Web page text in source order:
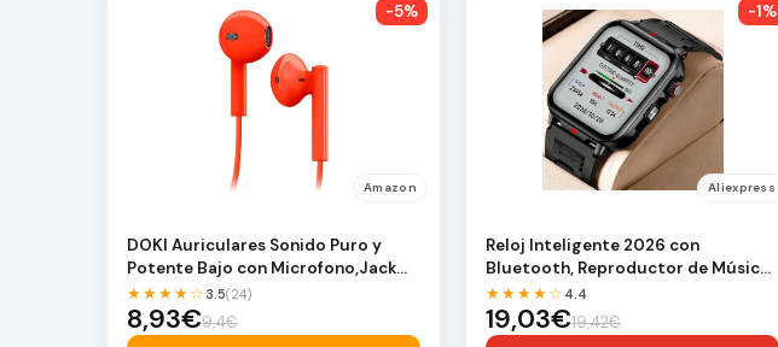
-5%
Amazon
DOKI Auriculares Sonido Puro y
Potente Bajo con Microfono,Jack
3.5mm (Rojo)
★★★★☆3.5(24)
8,93€9,4€
-1%
Aliexpress
Reloj Inteligente 2026 con
Bluetooth, Reproductor de Música,
Reloj Deportivo Di…
★★★★☆ 4.4
19,03€19,42€